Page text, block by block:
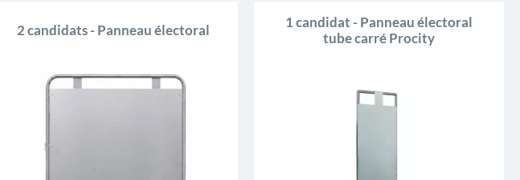
2 candidats - Panneau électoral
1 candidat - Panneau électoral
tube carré Procity